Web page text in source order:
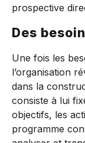
prospective
Des
Une fois les
l’organisation
dans la
consiste à lui
objectifs, les
programme